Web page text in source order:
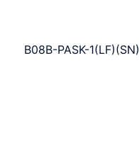
B08B-PASK-1(LF)(SN)